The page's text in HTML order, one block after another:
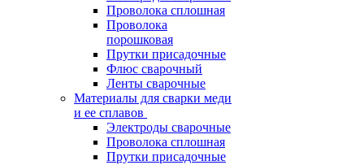
Проволока сплошная
Проволока
порошковая
Прутки присадочные
Флюс сварочный
Ленты сварочные
Материалы для сварки меди
и ее сплавов
Электроды сварочные
Проволока сплошная
Прутки присадочные